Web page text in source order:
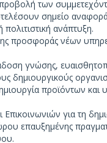
των
σημείο
ανάπτυξη.
προσφοράς νέων
γνώσης,
δημιουργικούς
προϊόντων
για τη
επαυξημένης